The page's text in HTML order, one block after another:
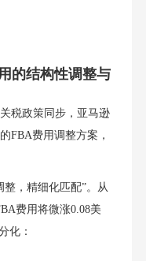
的结构性调整与
税政策同步，亚马逊
FBA费用调整方案，
，精细化匹配”。从
费用将微涨0.08美
化：